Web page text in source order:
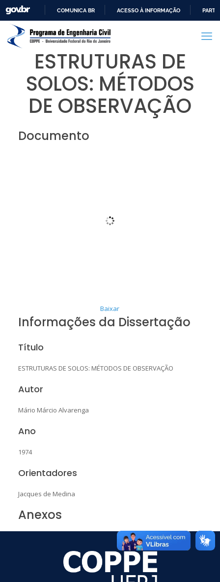
PARA
CONTEÚDO
COMUNICA BR ACESSO À INFORMAÇÃO
ESTRUTURAS DE
SOLOS: MÉTODOS
DE OBSERVAÇÃO
Documento
Baixar
Informações da Dissertação
Título
ESTRUTURAS DE SOLOS: MÉTODOS DE OBSERVAÇÃO
Autor
Mário Márcio Alvarenga
Ano
1974
Orientadores
Jacques de Medina
Anexos